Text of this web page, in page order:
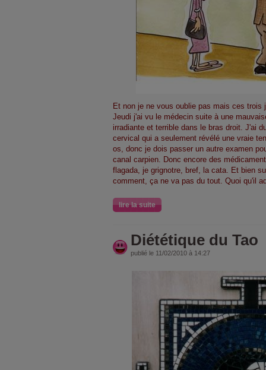
Et non je ne vous oublie pas mais ces trois
Jeudi j'ai vu le médecin suite à une
irradiante et terrible dans le bras droit. J'ai
cervical qui a seulement révélé une vraie
os, donc je dois passer un autre examen
canal carpien. Donc encore des
flagada, je grignotre, bref, la cata. Et bien
comment, ça ne va pas du tout. Quoi qu'il
lire la suite
Diététique du Tao
publié le 11/02/2010 à 14:27